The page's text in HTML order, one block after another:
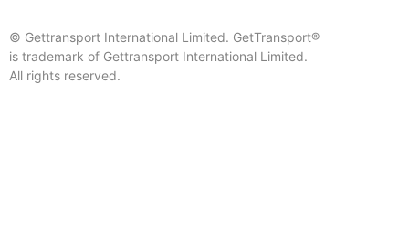
© Gettransport International Limited. GetTransport®
is trademark of Gettransport International Limited.
All rights reserved.